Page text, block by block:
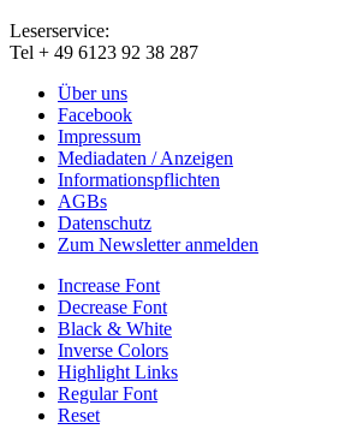
Leserservice:
Tel + 49 6123 92 38 287
Über uns
Facebook
Impressum
Mediadaten / Anzeigen
Informationspflichten
AGBs
Datenschutz
Zum Newsletter anmelden
Increase Font
Decrease Font
Black & White
Inverse Colors
Highlight Links
Regular Font
Reset